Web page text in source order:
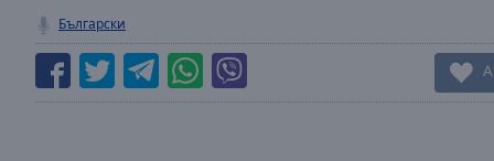
LIVE
Remaining
Български